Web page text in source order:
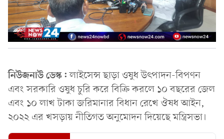
নিউজনাউ ডেস্ক:লাইসেন্স ছাড়া ওষুধ উৎপাদন-বিপণন
এবং সরকারি ওষুধ চুরি করে বিক্রি করলে ১০ বছরের জেল
এবং ১০ লাখ টাকা জরিমানার বিধান রেখে ঔষধ আইন,
২০২২ এর খসড়ায় নীতিগত অনুমোদন দিয়েছে মন্ত্রিসভা।